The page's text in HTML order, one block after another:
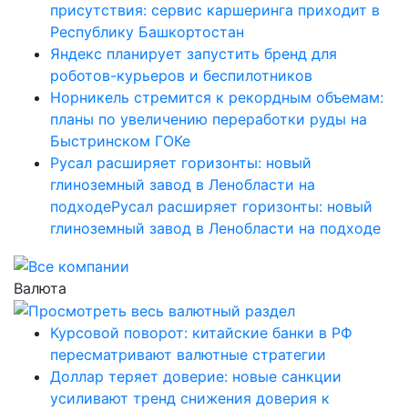
присутствия: сервис каршеринга приходит в
Республику Башкортостан
Яндекс планирует запустить бренд для
роботов-курьеров и беспилотников
Норникель стремится к рекордным объемам:
планы по увеличению переработки руды на
Быстринском ГОКе
Русал расширяет горизонты: новый
глиноземный завод в Ленобласти на
подходеРусал расширяет горизонты: новый
глиноземный завод в Ленобласти на подходе
Валюта
Курсовой поворот: китайские банки в РФ
пересматривают валютные стратегии
Доллар теряет доверие: новые санкции
усиливают тренд снижения доверия к